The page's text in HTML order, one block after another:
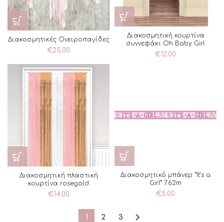
Διακοσμητικές Ονειροπαγίδες
€25.00
Διακοσμητική κουρτίνα
συννεφάκι Oh Baby Girl
€12.00
Διακοσμητική πλαστική
κουρτίνα rosegold
€14.00
Διακοσμητικό μπάνερ “It’s a
Girl” 7.62m
€5.00
1 2 3